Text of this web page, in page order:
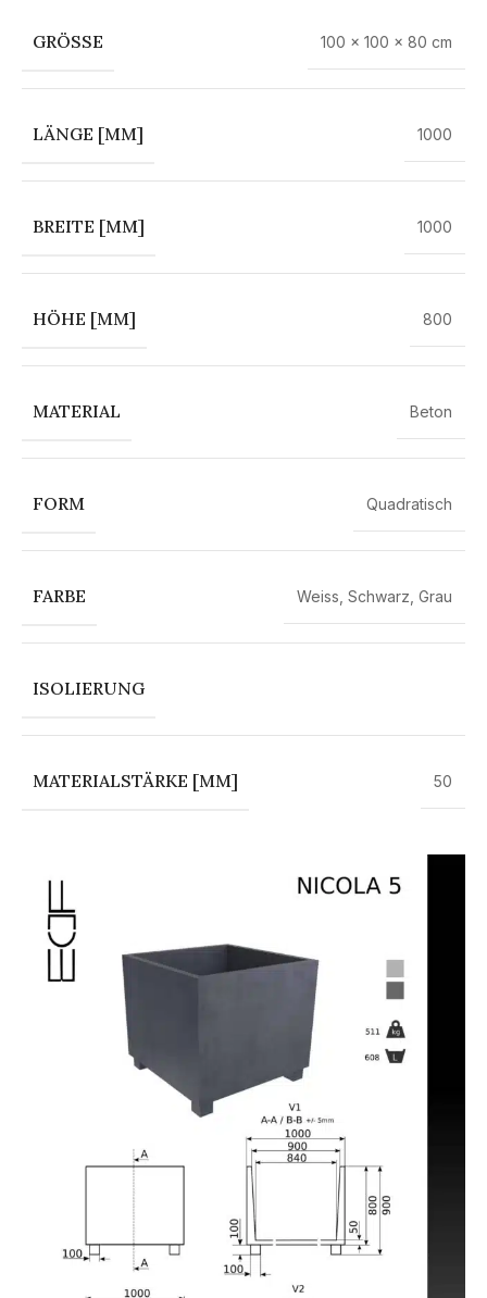
GRÖSSE 100 × 100 × 80 cm
LÄNGE [MM] 1000
BREITE [MM] 1000
HÖHE [MM] 800
MATERIAL Beton
FORM Quadratisch
FARBE Weiss Schwarz Grau
ISOLIERUNG
MATERIALSTÄRKE [MM] 50